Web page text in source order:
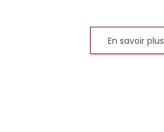
En savoir plus